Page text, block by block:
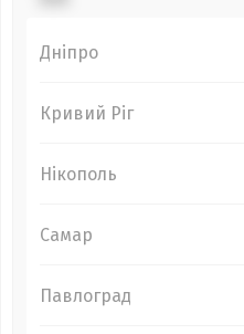
Дніпро
Кривий Ріг
Нікополь
Самар
Павлоград